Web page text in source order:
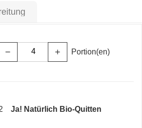
remove add Portion(en)
Ja! Natürlich Bio-Quitten